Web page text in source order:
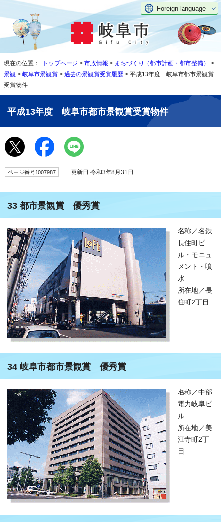
Foreign language
現在の位置： トップページ > 市政情報 > まちづくり（都市計画・都市整備）
>
景観 > 岐阜市景観賞 > 過去の景観賞受賞履歴 > 平成13年度 岐阜市都市景観賞
受賞物件
平成13年度 岐阜市都市景観賞受賞物件
ページ番号1007987 更新日 令和3年8月31日
33 都市景観賞 優秀賞
名称／名鉄
長住町ビ
ル・モニュ
メント・噴
水
所在地／長
住町2丁目
34 岐阜市都市景観賞 優秀賞
名称／中部
電力岐阜ビ
ル
所在地／美
江寺町2丁
目